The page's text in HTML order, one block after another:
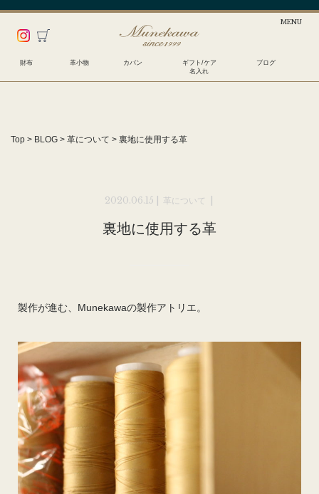
財布 革小物 カバン
ギフト/ケア
名入れ
ブログ
Top > BLOG > 革について > 裏地に使用する革
2020.06.15 | 革について
裏地に使用する革
製作が進む、Munekawaの製作アトリエ。